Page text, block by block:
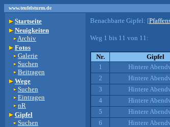
www.teufelsturm.de
Startseite
Neuigkeiten
Archiv
Fotos
Galerie
Suchen
Beitragen
Wege
Suchen
Eintragen
nR
Gipfel
Suchen
Benachbarte Gipfel: [
Weg 1 bis 11 von 11:
Nr. Gipfel
1
Hintere
2
Hintere
3
Hintere
4
Hintere
5
Hintere
6
Hintere